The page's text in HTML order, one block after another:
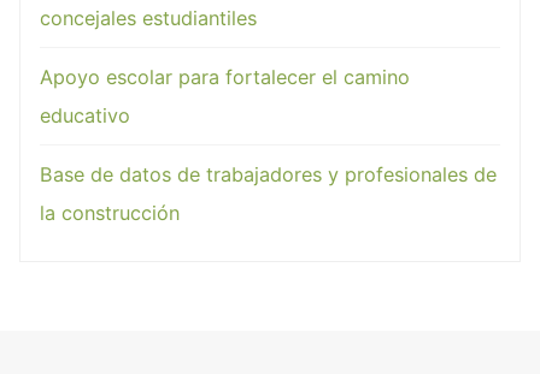
concejales estudiantiles
Apoyo escolar para fortalecer el camino
educativo
Base de datos de trabajadores y profesionales de
la construcción